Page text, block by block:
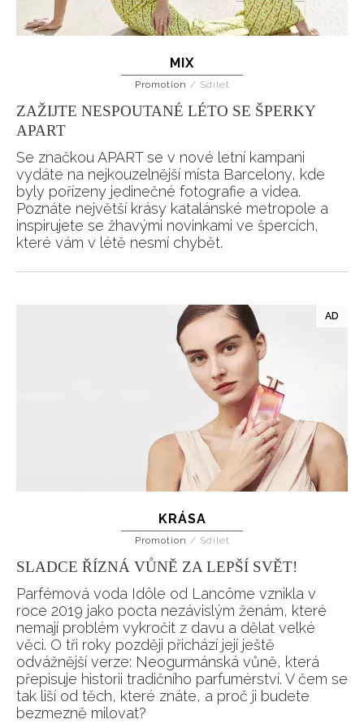
MIX
Promotion / Sdílet
ZAŽIJTE NESPOUTANÉ LÉTO SE ŠPERKY
APART
Se značkou APART se v nové letní kampani
vydáte na nejkouzelnější místa Barcelony, kde
byly pořízeny jedinečné fotografie a videa.
Poznáte největší krásy katalánské metropole a
inspirujete se žhavými novinkami ve špercích,
které vám v létě nesmí chybět.
KRÁSA
Promotion / Sdílet
SLADCE ŘÍZNÁ VŮNĚ ZA LEPŠÍ SVĚT!
Parfémová voda Idôle od Lancôme vznikla v
roce 2019 jako pocta nezávislým ženám, které
nemají problém vykročit z davu a dělat velké
věci. O tři roky později přichází její ještě
odvážnější verze: Neogurmánská vůně, která
přepisuje historii tradičního parfumérství. V čem se
tak liší od těch, které znáte, a proč ji budete
bezmezně milovat?